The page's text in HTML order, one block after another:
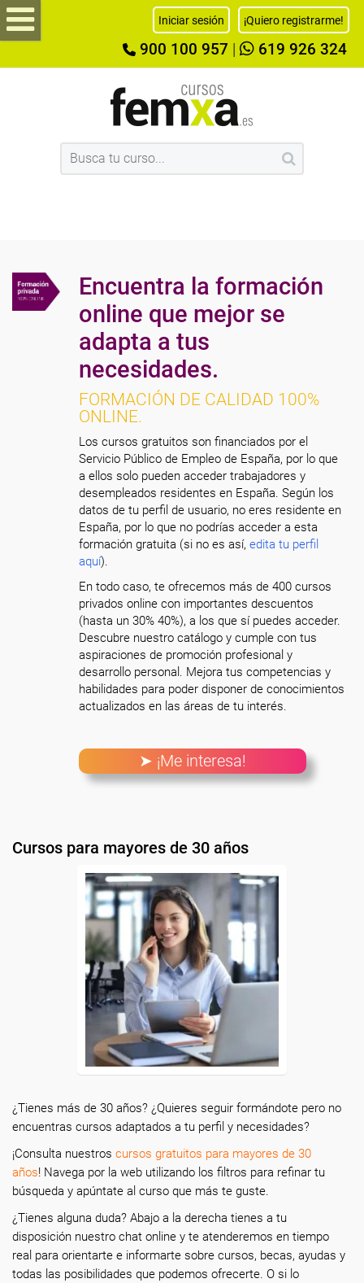
Iniciar sesión ¡Quiero registrarme!
900 100 957 619 926 324
Encuentra la formación
online que mejor se
adapta a tus
necesidades.
FORMACIÓN DE CALIDAD 100%
ONLINE.
Los cursos gratuitos son financiados por el
Servicio Público de Empleo de España, por lo que
a ellos solo pueden acceder trabajadores y
desempleados residentes en España. Según los
datos de tu perfil de usuario, no eres residente en
España, por lo que no podrías acceder a esta
formación gratuita (si no es así,edita tu perfil
aquí).
En todo caso, te ofrecemos más de 400 cursos
privados online con importantes descuentos
(hasta un 30% 40%), a los que sí puedes acceder.
Descubre nuestro catálogo y cumple con tus
aspiraciones de promoción profesional y
desarrollo personal. Mejora tus competencias y
habilidades para poder disponer de conocimientos
actualizados en las áreas de tu interés.
➤ ¡Me interesa!
Cursos para mayores de 30 años
¿Tienes más de 30 años? ¿Quieres seguir formándote pero no
encuentras cursos adaptados a tu perfil y necesidades?
¡Consulta nuestros cursos gratuitos para mayores de 30
años! Navega por la web utilizando los filtros para refinar tu
búsqueda y apúntate al curso que más te guste.
¿Tienes alguna duda? Abajo a la derecha tienes a tu
disposición nuestro chat online y te atenderemos en tiempo
real para orientarte e informarte sobre cursos, becas, ayudas y
todas las posibilidades que podemos ofrecerte. O si lo